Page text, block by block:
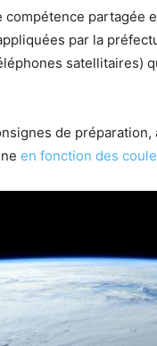
compétence partagée
par la
satellitaires)
de
en fonction des